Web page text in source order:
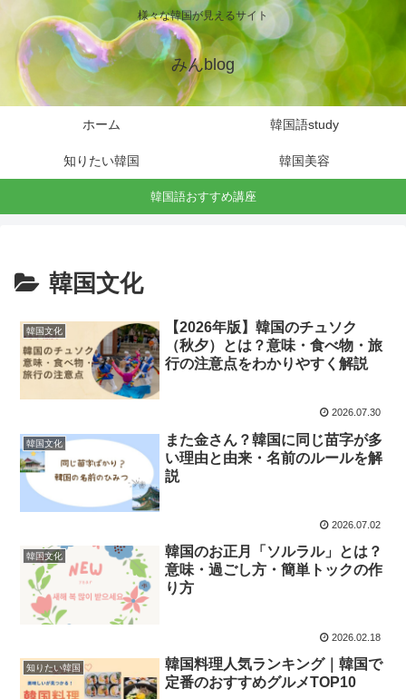
様々な韓国が見えるサイト
みんblog
ホーム 韓国語study
知りたい韓国 韓国美容
韓国語おすすめ講座
韓国文化
韓国文化
【2026年版】韓国のチュソク
（秋夕）とは？意味・食べ物・旅
行の注意点をわかりやすく解説
2026.07.30
韓国文化
また金さん？韓国に同じ苗字が多
い理由と由来・名前のルールを解
説
2026.07.02
韓国文化
韓国のお正月「ソルラル」とは？
意味・過ごし方・簡単トックの作
り方
2026.02.18
知りたい韓国
韓国料理人気ランキング｜韓国で
定番のおすすめグルメTOP10